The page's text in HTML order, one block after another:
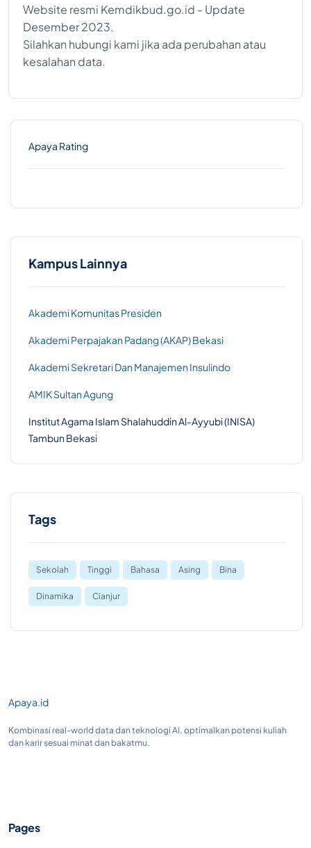
Website resmi Kemdikbud.go.id - Update
Desember 2023.
Silahkan hubungi kami jika ada perubahan atau
kesalahan data.
Apaya Rating
Kampus Lainnya
Akademi Komunitas Presiden
Akademi Perpajakan Padang (AKAP) Bekasi
Akademi Sekretari Dan Manajemen Insulindo
AMIK Sultan Agung
Institut Agama Islam Shalahuddin Al-Ayyubi (INISA)
Tambun Bekasi
Tags
Sekolah Tinggi Bahasa Asing Bina
Dinamika Cianjur
Apaya.id
Kombinasi real-world data dan teknologi AI, optimalkan potensi kuliah
dan karir sesuai minat dan bakatmu.
Pages